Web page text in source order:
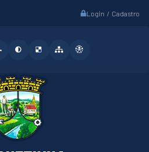
Login / Cadastro